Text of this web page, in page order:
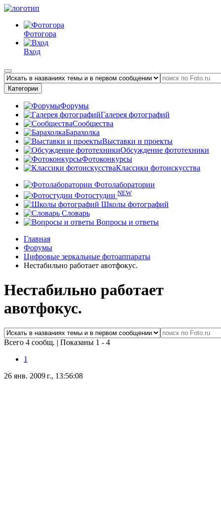
Фотогора
Вход
Категории
Форумы
Галерея фотографий
Сообщества
Барахолка
Выставки и проекты
Обсуждение фототехники
Фотоконкурсы
Классики фотоискусства
Фотолаборатории
Фотостудии NEW
Школы фотографий
Словарь
Вопросы и ответы
Главная
Форумы
Цифровые зеркальные фотоаппараты
Нестабильно работает авотфокус.
Нестабильно работает
авотфокус.
Всего 4 сообщ. | Показаны 1 - 4
1
26 янв. 2009 г., 13:56:08